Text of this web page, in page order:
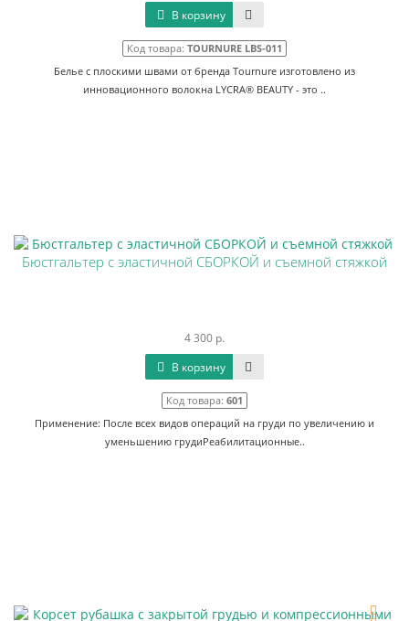
В корзину
Код товара: TOURNURE LBS-011
Белье с плоскими швами от бренда Tournure изготовлено из
инновационного волокна LYCRA® BEAUTY - это ..
Бюстгальтер с эластичной СБОРКОЙ и съемной стяжкой
4 300 р.
В корзину
Код товара: 601
Применение: После всех видов операций на груди по увеличению и
уменьшению грудиРеабилитационные..